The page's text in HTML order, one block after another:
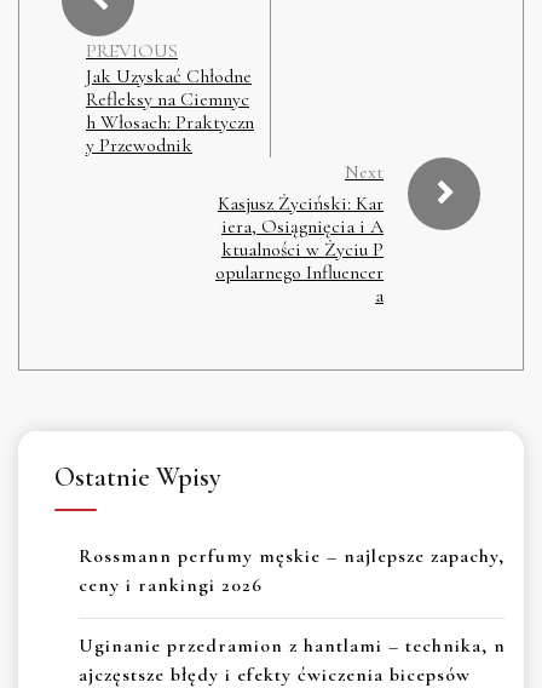
PREVIOUS
Jak Uzyskać Chłodne
Refleksy na Ciemnyc
h Włosach: Praktyczn
y Przewodnik
Next
Kasjusz Życiński: Kar
iera, Osiągnięcia i A
ktualności w Życiu P
opularnego Influencer
a
Ostatnie Wpisy
Rossmann perfumy męskie – najlepsze zapachy,
ceny i rankingi 2026
Uginanie przedramion z hantlami – technika, n
ajczęstsze błędy i efekty ćwiczenia bicepsów